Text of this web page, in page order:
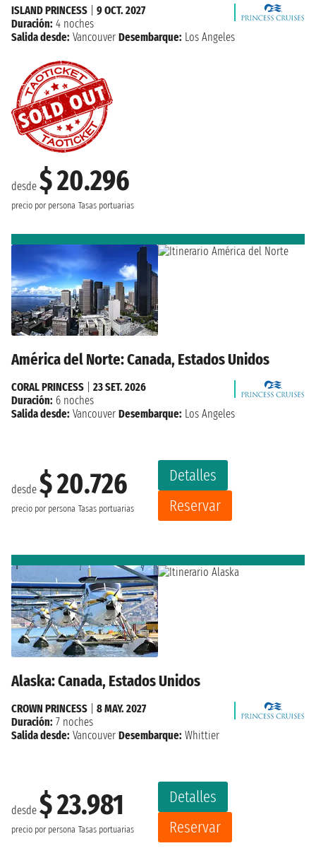
desde $ 20.296
precio por persona Tasas portuarias
ISLAND PRINCESS
9 OCT. 2027
Duración: 4 noches
Salida desde: Vancouver Desembarque: Los Angeles
América del Norte: Canada, Estados Unidos
desde $ 20.726
precio por persona Tasas portuarias
Detalles
Reservar
CORAL PRINCESS
23 SET. 2026
Duración: 6 noches
Salida desde: Vancouver Desembarque: Los Angeles
Alaska: Canada, Estados Unidos
desde $ 23.981
precio por persona Tasas portuarias
Detalles
Reservar
CROWN PRINCESS
8 MAY. 2027
Duración: 7 noches
Salida desde: Vancouver Desembarque: Whittier